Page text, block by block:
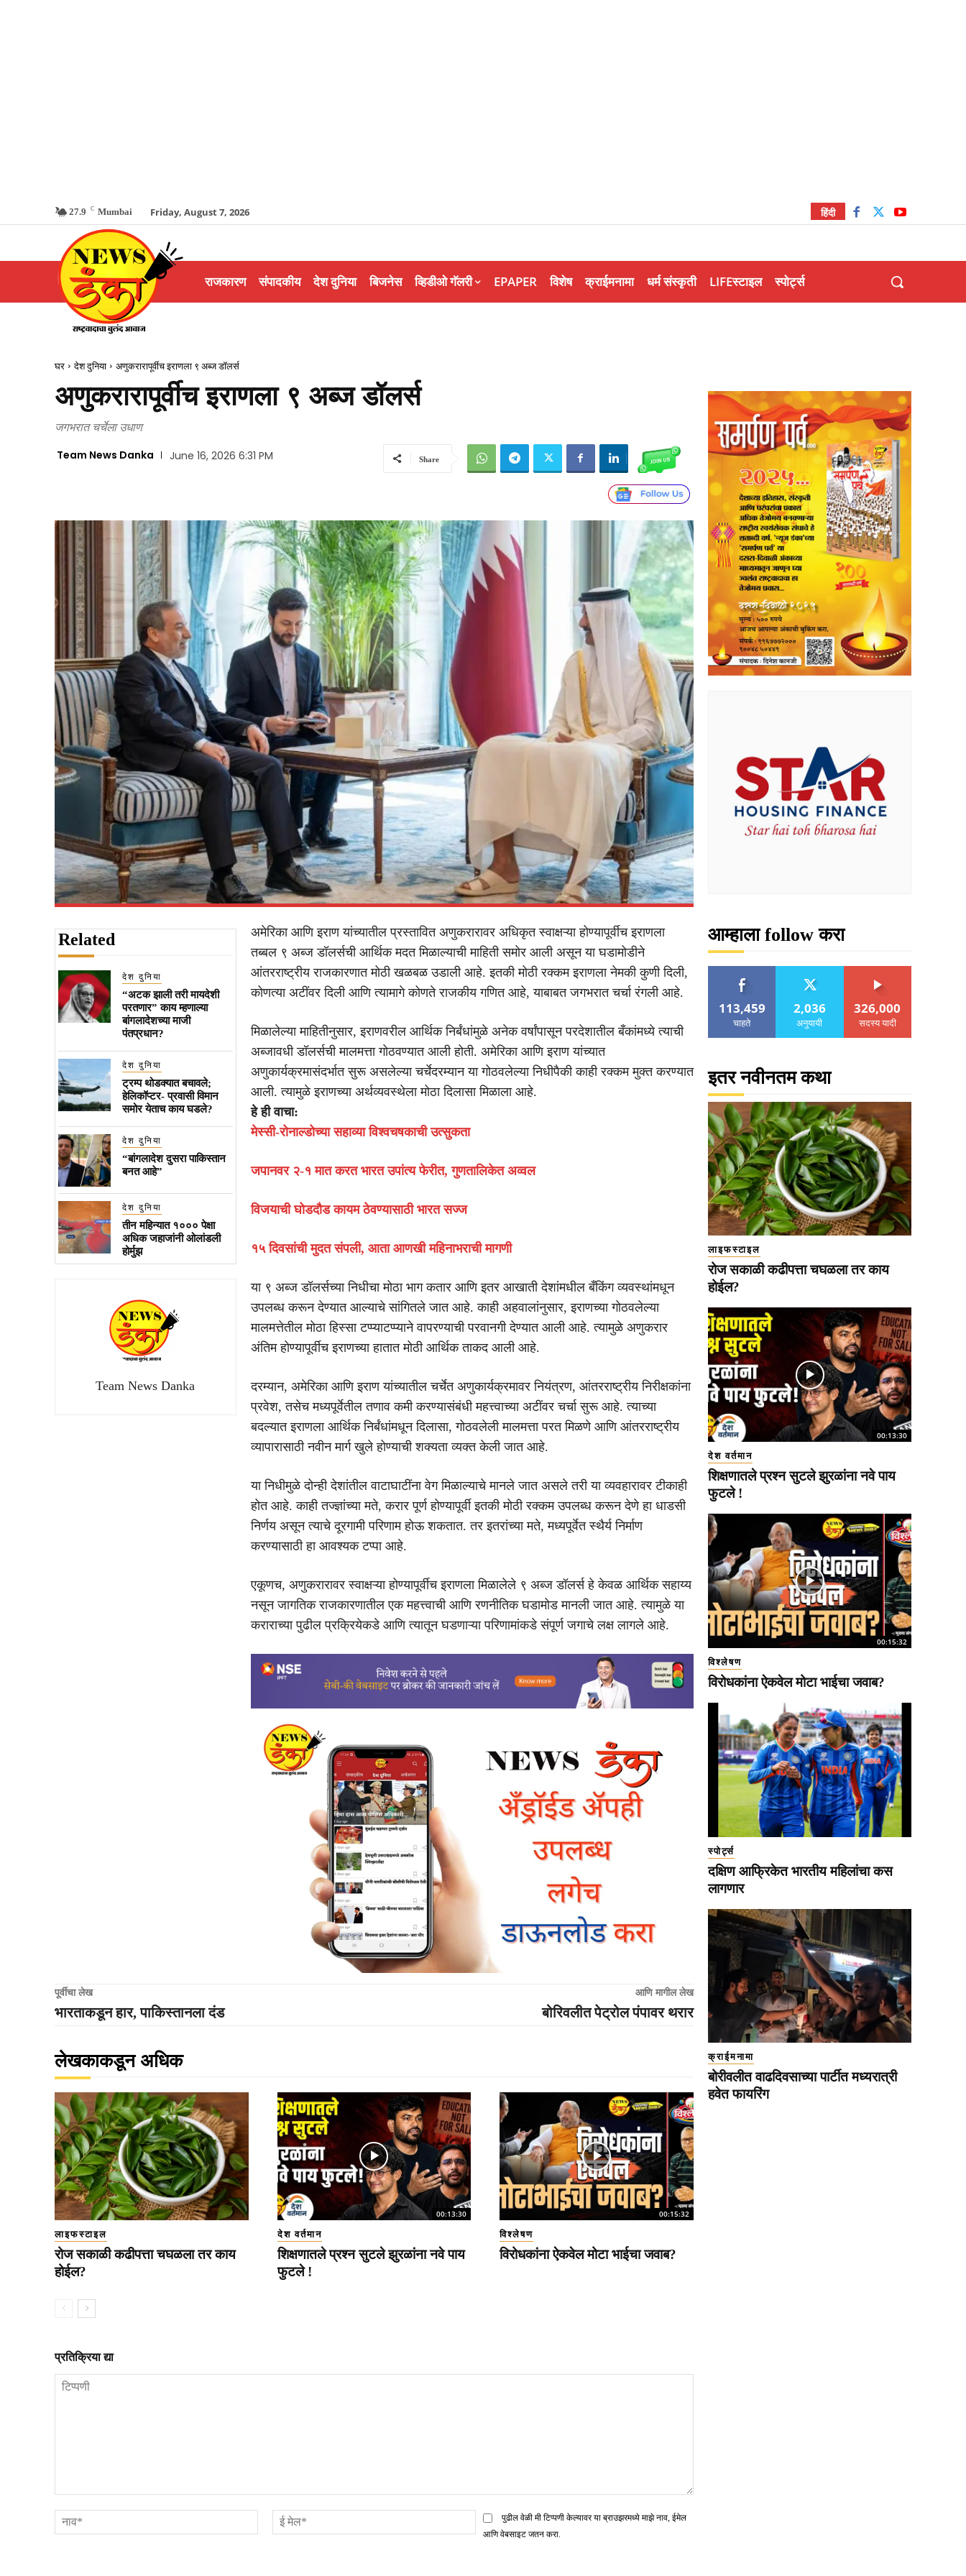
27.9 C Mumbai Friday, August 7, 2026 हिंदी
राजकारण संपादकीय देश दुनिया बिजनेस व्हिडीओ गॅलरी EPAPER विशेष क्राईमनामा धर्म संस्कृती LIFEस्टाइल स्पोर्ट्स
घर देश दुनिया अणुकरारापूर्वीच इराणला ९ अब्ज डॉलर्स
अणुकरारापूर्वीच इराणला ९ अब्ज डॉलर्स
जगभरात चर्चेला उधाण
Team News Danka June 16, 2026 6:31 PM Share
Related
देश दुनिया
“अटक झाली तरी मायदेशी
परतणार” काय म्हणाल्या
बांगलादेशच्या माजी
पंतप्रधान?
देश दुनिया
ट्रम्प थोडक्यात बचावले;
हेलिकॉप्टर- प्रवासी विमान
समोर येताच काय घडले?
देश दुनिया
“बांगलादेश दुसरा पाकिस्तान
बनत आहे”
देश दुनिया
तीन महिन्यात १००० पेक्षा
अधिक जहाजांनी ओलांडली
होर्मुझ
Team News Danka
अमेरिका आणि इराण यांच्यातील प्रस्तावित अणुकरारावर अधिकृत स्वाक्षऱ्या होण्यापूर्वीच इराणला
तब्बल ९ अब्ज डॉलर्सची आर्थिक मदत मिळाल्याची माहिती समोर आली असून या घडामोडीने
आंतरराष्ट्रीय राजकारणात मोठी खळबळ उडाली आहे. इतकी मोठी रक्कम इराणला नेमकी कुणी दिली,
कोणत्या अटींवर दिली आणि त्यामागे कोणते राजकीय गणित आहे, याबाबत जगभरात चर्चा रंगली आहे.
मिळालेल्या माहितीनुसार, इराणवरील आर्थिक निर्बंधांमुळे अनेक वर्षांपासून परदेशातील बँकांमध्ये त्याची
अब्जावधी डॉलर्सची मालमत्ता गोठवण्यात आली होती. अमेरिका आणि इराण यांच्यात
अणुकार्यक्रमासंदर्भात सुरू असलेल्या चर्चेदरम्यान या गोठवलेल्या निधीपैकी काही रक्कम मुक्त करण्यात
आली. त्यामुळे इराणच्या अर्थव्यवस्थेला मोठा दिलासा मिळाला आहे.
हे ही वाचा:
मेस्सी-रोनाल्डोच्या सहाव्या विश्वचषकाची उत्सुकता
जपानवर २-१ मात करत भारत उपांत्य फेरीत, गुणतालिकेत अव्वल
विजयाची घोडदौड कायम ठेवण्यासाठी भारत सज्ज
१५ दिवसांची मुदत संपली, आता आणखी महिनाभराची मागणी
या ९ अब्ज डॉलर्सच्या निधीचा मोठा भाग कतार आणि इतर आखाती देशांमधील बँकिंग व्यवस्थांमधून
उपलब्ध करून देण्यात आल्याचे सांगितले जात आहे. काही अहवालांनुसार, इराणच्या गोठवलेल्या
मालमत्तेतील मोठा हिस्सा टप्प्याटप्प्याने वापरण्याची परवानगी देण्यात आली आहे. त्यामुळे अणुकरार
अंतिम होण्यापूर्वीच इराणच्या हातात मोठी आर्थिक ताकद आली आहे.
दरम्यान, अमेरिका आणि इराण यांच्यातील चर्चेत अणुकार्यक्रमावर नियंत्रण, आंतरराष्ट्रीय निरीक्षकांना
प्रवेश, तसेच मध्यपूर्वेतील तणाव कमी करण्यासंबंधी महत्त्वाच्या अटींवर चर्चा सुरू आहे. त्याच्या
बदल्यात इराणला आर्थिक निर्बंधांमधून दिलासा, गोठवलेली मालमत्ता परत मिळणे आणि आंतरराष्ट्रीय
व्यापारासाठी नवीन मार्ग खुले होण्याची शक्यता व्यक्त केली जात आहे.
या निधीमुळे दोन्ही देशांतील वाटाघाटींना वेग मिळाल्याचे मानले जात असले तरी या व्यवहारावर टीकाही
होत आहे. काही तज्ज्ञांच्या मते, करार पूर्ण होण्यापूर्वी इतकी मोठी रक्कम उपलब्ध करून देणे हा धाडसी
निर्णय असून त्याचे दूरगामी परिणाम होऊ शकतात. तर इतरांच्या मते, मध्यपूर्वेत स्थैर्य निर्माण
करण्यासाठी हा आवश्यक टप्पा आहे.
एकूणच, अणुकरारावर स्वाक्षऱ्या होण्यापूर्वीच इराणला मिळालेले ९ अब्ज डॉलर्स हे केवळ आर्थिक सहाय्य
नसून जागतिक राजकारणातील एक महत्त्वाची आणि रणनीतिक घडामोड मानली जात आहे. त्यामुळे या
कराराच्या पुढील प्रक्रियेकडे आणि त्यातून घडणाऱ्या परिणामांकडे संपूर्ण जगाचे लक्ष लागले आहे.
पूर्वीचा लेख
भारताकडून हार, पाकिस्तानला दंड
आणि मागील लेख
बोरिवलीत पेट्रोल पंपावर थरार
लेखकाकडून अधिक
लाइफस्टाइल
रोज सकाळी कढीपत्ता चघळला तर काय
होईल?
00:13:30
देश वर्तमान
शिक्षणातले प्रश्न सुटले झुरळांना नवे पाय
फुटले !
00:15:32
विश्लेषण
विरोधकांना ऐकवेल मोटा भाईचा जवाब?
प्रतिक्रिया द्या
नाव*
मेल*
पुढील वेळी मी टिप्पणी केल्यावर या ब्राउझरमध्ये माझे नाव, ईमेल
आणि वेबसाइट जतन करा.
आम्हाला follow करा
113,459
चाहते
2,036
अनुयायी
326,000
सदस्य यादी
इतर नवीनतम कथा
लाइफस्टाइल
रोज सकाळी कढीपत्ता चघळला तर काय
होईल?
00:13:30
देश वर्तमान
शिक्षणातले प्रश्न सुटले झुरळांना नवे पाय
फुटले !
00:15:32
विश्लेषण
विरोधकांना ऐकवेल मोटा भाईचा जवाब?
स्पोर्ट्स
दक्षिण आफ्रिकेत भारतीय महिलांचा कस
लागणार
क्राईमनामा
बोरीवलीत वाढदिवसाच्या पार्टीत मध्यरात्री
हवेत फायरिंग